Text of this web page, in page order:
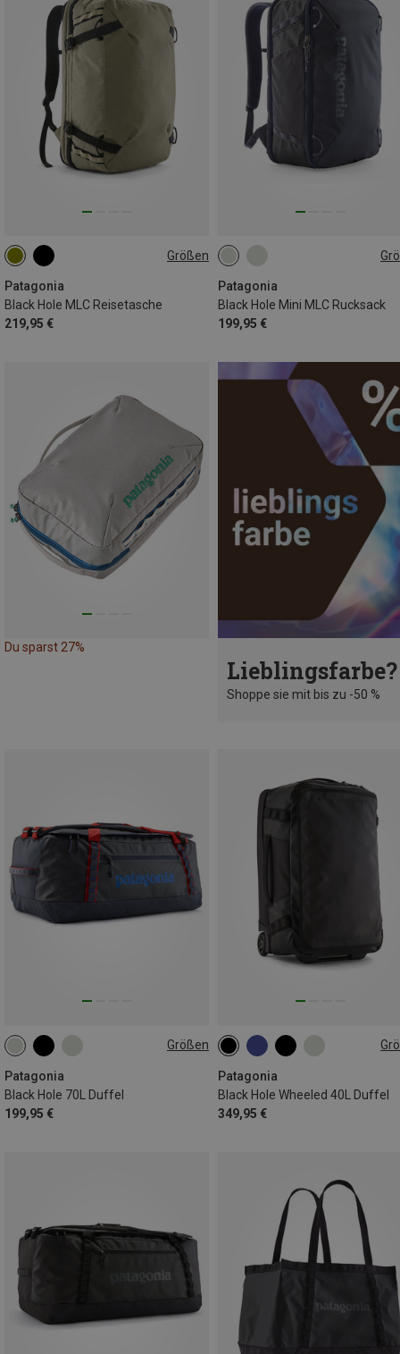
Größen
Patagonia
Black Hole MLC Reisetasche
219,95 €
45L
Patagonia
Black Hole Mini MLC Rucksack
199,95 €
30L
Du sparst 27%
Lieblingsfarbe?
Shoppe sie mit bis zu -50 %
Größen
Patagonia
Black Hole 70L Duffel
199,95 €
70L
Patagonia
Black Hole Wheeled 40L Duffel
349,95 €
40L